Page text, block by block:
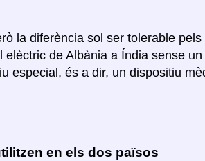
la diferència sol ser tolerable
elèctric de Albània a Índia sense
especial, és a dir, un dispositiu
en els dos països